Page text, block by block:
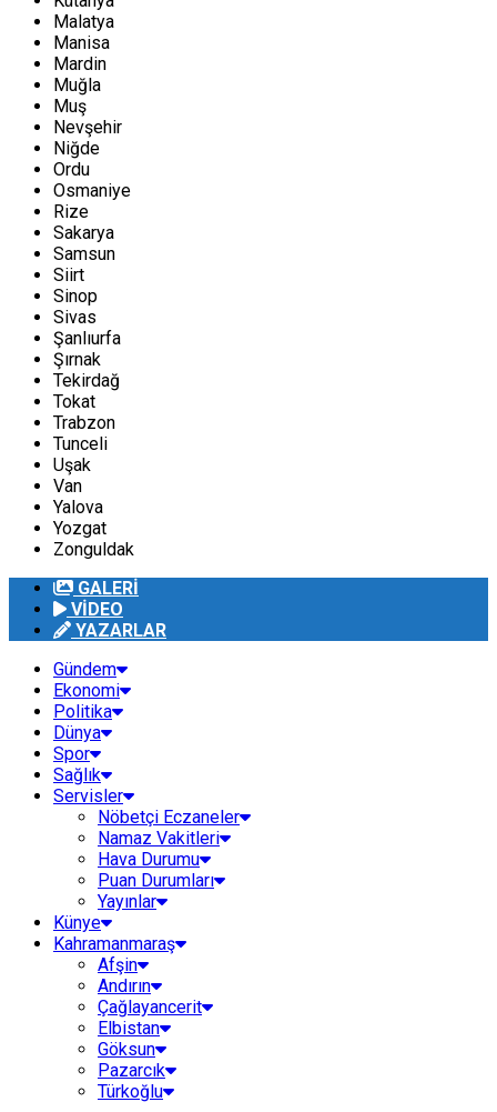
Malatya
Manisa
Mardin
Muğla
Muş
Nevşehir
Niğde
Ordu
Osmaniye
Rize
Sakarya
Samsun
Siirt
Sinop
Sivas
Şanlıurfa
Şırnak
Tekirdağ
Tokat
Trabzon
Tunceli
Uşak
Van
Yalova
Yozgat
Zonguldak
GALERİ
VİDEO
YAZARLAR
Gündem
Ekonomi
Politika
Dünya
Spor
Sağlık
Servisler
Nöbetçi Eczaneler
Namaz Vakitleri
Hava Durumu
Puan Durumları
Yayınlar
Künye
Kahramanmaraş
Afşin
Andırın
Çağlayancerit
Elbistan
Göksun
Pazarcık
Türkoğlu